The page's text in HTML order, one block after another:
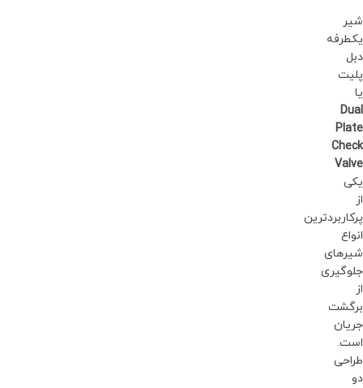
شیر
یکطرفه
دبل
پلیت
یا
Dual
Plate
Check
Valve
یکی
از
پرکاربردترین
انواع
شیرهای
جلوگیری
از
برگشت
جریان
است.
طراحی
دو